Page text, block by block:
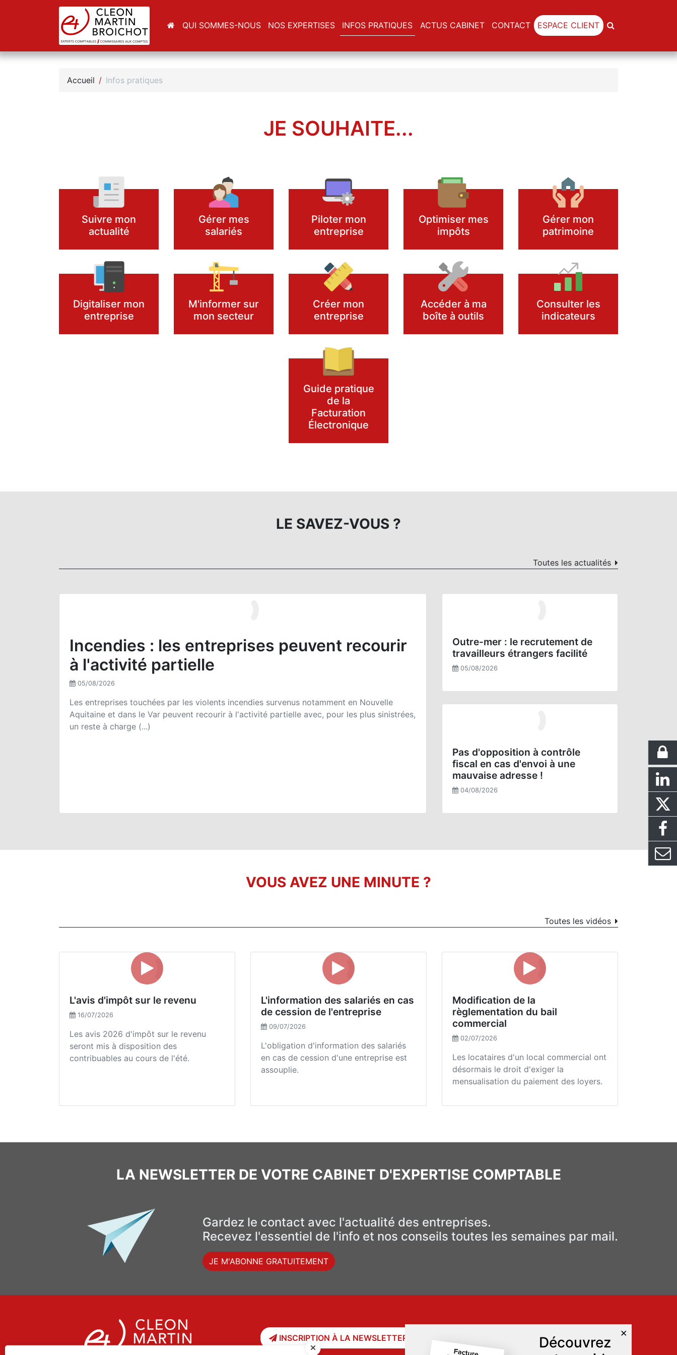
Découvrez
×
QUI SOMMES-NOUS NOS EXPERTISES INFOS PRATIQUES ACTUS CABINET CONTACT ESPACE CLIENT
Accueil / Infos pratiques
JE SOUHAITE...
Suivre mon
actualité
Gérer mes
salariés
Piloter mon
entreprise
Optimiser mes
impôts
Gérer mon
patrimoine
Digitaliser mon
entreprise
M'informer sur
mon secteur
Créer mon
entreprise
Accéder à ma
boîte à outils
Consulter les
indicateurs
Guide pratique
de la
Facturation
Électronique
LE SAVEZ-VOUS ?
Toutes les actualités
Incendies : les entreprises peuvent recourir
à l'activité partielle
05/08/2026
Les entreprises touchées par les violents incendies survenus notamment en Nouvelle
Aquitaine et dans le Var peuvent recourir à l'activité partielle avec, pour les plus sinistrées,
un reste à charge (...)
Outre-mer : le recrutement de
travailleurs étrangers facilité
05/08/2026
Pas d'opposition à contrôle
fiscal en cas d'envoi à une
mauvaise adresse !
04/08/2026
VOUS AVEZ UNE MINUTE ?
Toutes les vidéos
L'avis d'impôt sur le revenu
16/07/2026
Les avis 2026 d'impôt sur le revenu
seront mis à disposition des
contribuables au cours de l'été.
L'information des salariés en cas
de cession de l'entreprise
09/07/2026
L'obligation d'information des salariés
en cas de cession d'une entreprise est
assouplie.
Modification de la
règlementation du bail
commercial
02/07/2026
Les locataires d'un local commercial ont
désormais le droit d'exiger la
mensualisation du paiement des loyers.
LA NEWSLETTER DE VOTRE CABINET D'EXPERTISE COMPTABLE
Gardez le contact avec l'actualité des entreprises.
Recevez l'essentiel de l'info et nos conseils toutes les semaines par mail.
JE M'ABONNE GRATUITEMENT
INSCRIPTION À LA NEWSLETTER